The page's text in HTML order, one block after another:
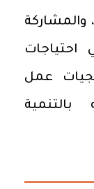
والمشاركة
احتياجات
عمل